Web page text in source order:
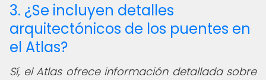
3. ¿Se incluyen detalles
arquitectónicos de los puentes en
el Atlas?
Sí, el Atlas ofrece información detallada sobre